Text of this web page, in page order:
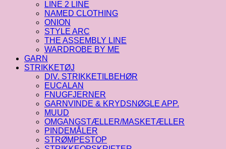
LINE 2 LINE
NAMED CLOTHING
ONION
STYLE ARC
THE ASSEMBLY LINE
WARDROBE BY ME
GARN
STRIKKETØJ
DIV. STRIKKETILBEHØR
EUCALAN
FNUGFJERNER
GARNVINDE & KRYDSNØGLE APP.
MUUD
OMGANGSTÆLLER/MASKETÆLLER
PINDEMÅLER
STRØMPESTOP